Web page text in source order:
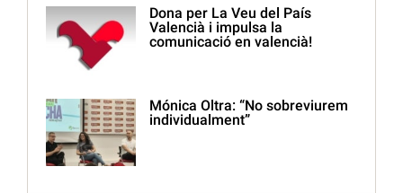
Dona per La Veu del País
Valencià i impulsa la
comunicació en valencià!
Mónica Oltra: “No sobreviurem
individualment”